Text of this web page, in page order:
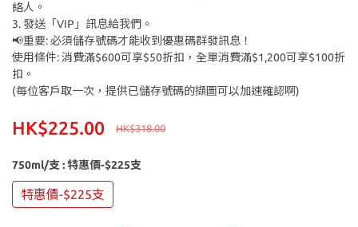
絡人。
3. 發送「VIP」訊息給我們。
📢重要: 必須儲存號碼才能收到優惠碼群發訊息！
使用條件: 消費滿$600可享$50折扣，全單消費滿$1,200可享$100折
扣。
(每位客戶取一次，提供已儲存號碼的擷圖可以加速確認啊)
HK$318.00
HK$225.00
750ml/支 : 特惠價-$225支
特惠價-$225支